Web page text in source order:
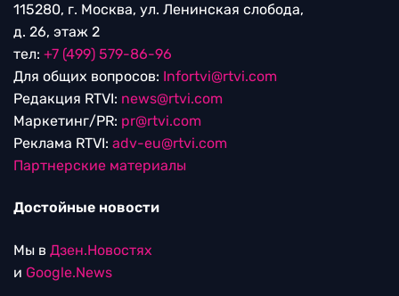
115280, г. Москва, ул. Ленинская слобода,
д. 26, этаж 2
тел: +7 (499) 579-86-96
Для общих вопросов: Infortvi@rtvi.com
Редакция RTVI: news@rtvi.com
Маркетинг/PR: pr@rtvi.com
Реклама RTVI: adv-eu@rtvi.com
Партнерские материалы
Достойные новости
Мы в Дзен.Новостях
и Google.News